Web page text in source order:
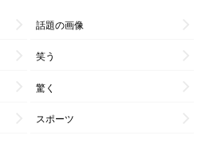
話題の画像
笑う
驚く
スポーツ